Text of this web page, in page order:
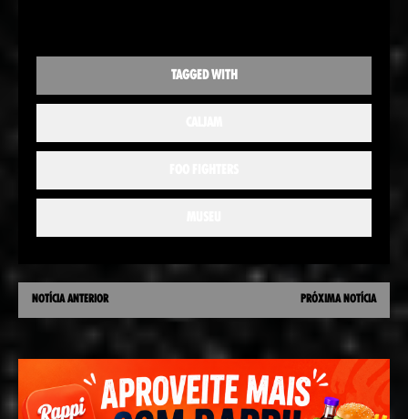
TAGGED WITH
NOTÍCIA ANTERIOR PRÓXIMA NOTÍCIA